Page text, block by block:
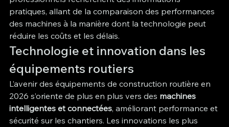
pratiques, allant de la comparaison des performances
des machines à la manière dont la technologie peut
réduire les coûts et les délais.
Technologie et innovation dans les
équipements routiers
L’avenir des équipements de construction routière en
2026 s’oriente de plus en plus vers des machines
intelligentes et connectées, améliorant performance et
sécurité sur les chantiers. Les innovations les plus